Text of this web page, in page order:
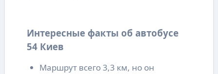
Интересные факты об автобусе
54 Киев
Маршрут всего 3,3 км, но он